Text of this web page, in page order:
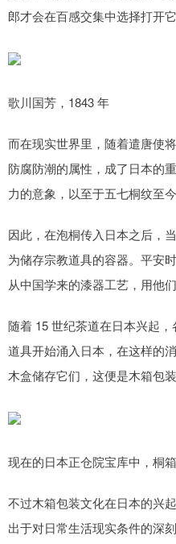
郎才会在百感交集中选择打开它
歌川国芳，1843 年
而在现实世界里，随着遣唐使
防腐防潮的属性，成了日本的
力的意象，以至于五七桐纹至
因此，在泡桐传入日本之后，
为储存宗教道具的容器。平安
从中国学来的漆器工艺，用他
随着 15 世纪茶道在日本兴起
道具开始涌入日本，在这样的
木盒储存它们，这便是木箱包装
现在的日本正仓院宝库中，桐
不过木箱包装文化在日本的兴
出于对日常生活现实条件的深刻